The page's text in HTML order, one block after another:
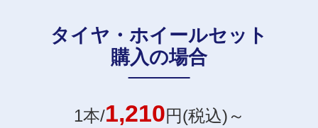
タイヤ・ホイールセット
購入の場合
1本/1,210円(税込)～